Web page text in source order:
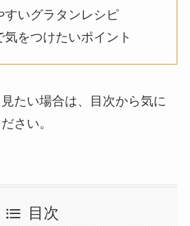
すいグラタンレシピ
気をつけたいポイント
たい場合は、目次から気に
さい。
目次